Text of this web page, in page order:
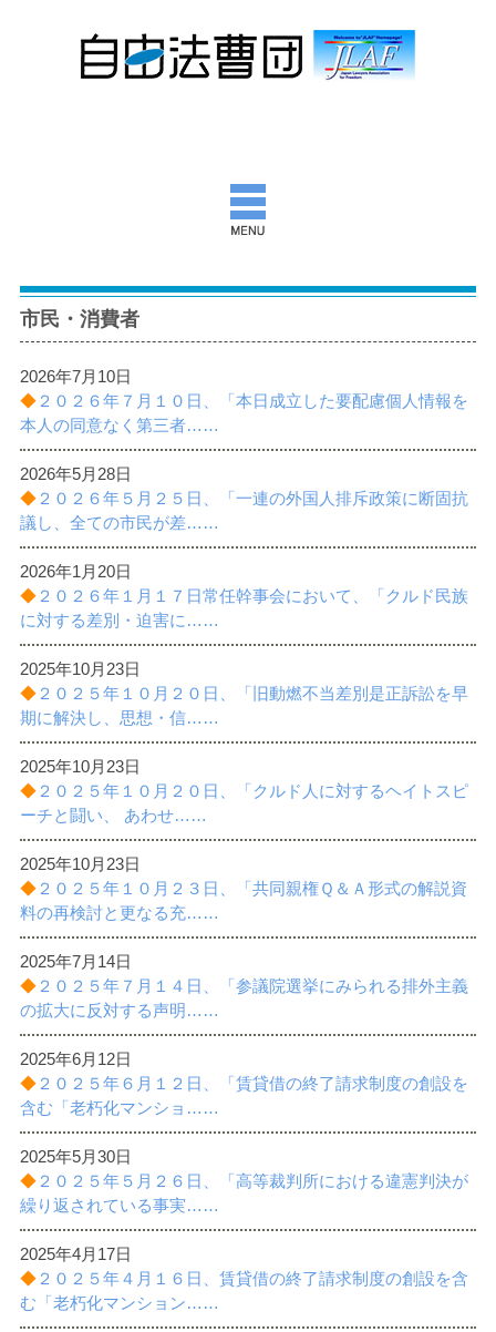
自由法曹団とは
活動報告
団通信
意見書ほか
出版物
諸課題
市民・消費者
2026年7月10日
◆ ２０２６年７月１０日、「本日成立した要配慮個人情報を
本人の同意なく第三者……
2026年5月28日
◆ ２０２６年５月２５日、「一連の外国人排斥政策に断固抗
議し、全ての市民が差……
2026年1月20日
◆ ２０２６年１月１７日常任幹事会において、「クルド民族
に対する差別・迫害に……
2025年10月23日
◆ ２０２５年１０月２０日、「旧動燃不当差別是正訴訟を早
期に解決し、思想・信……
2025年10月23日
◆ ２０２５年１０月２０日、「クルド人に対するヘイトスピ
ーチと闘い、 あわせ……
2025年10月23日
◆ ２０２５年１０月２３日、「共同親権Ｑ＆Ａ形式の解説資
料の再検討と更なる充……
2025年7月14日
◆ ２０２５年７月１４日、「参議院選挙にみられる排外主義
の拡大に反対する声明……
2025年6月12日
◆ ２０２５年６月１２日、「賃貸借の終了請求制度の創設を
含む「老朽化マンショ……
2025年5月30日
◆ ２０２５年５月２６日、「高等裁判所における違憲判決が
繰り返されている事実……
2025年4月17日
◆ ２０２５年４月１６日、賃貸借の終了請求制度の創設を含
む「老朽化マンション……